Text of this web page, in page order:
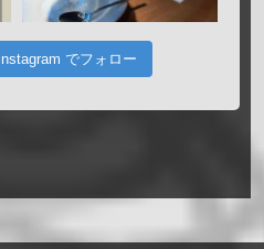
Instagram でフォロー